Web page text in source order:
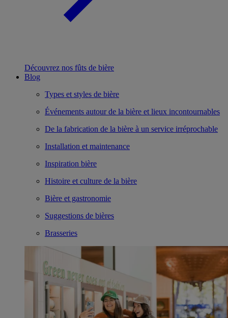
Découvrez nos fûts de bière
Blog
Types et styles de bière
Événements autour de la bière et lieux incontournables
De la fabrication de la bière à un service irréprochable
Installation et maintenance
Inspiration bière
Histoire et culture de la bière
Bière et gastronomie
Suggestions de bières
Brasseries